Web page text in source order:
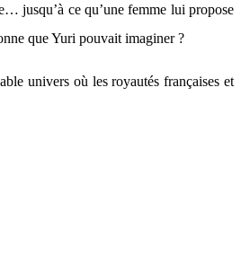
jusqu’à ce qu’une femme lui propose
que Yuri pouvait imaginer ?
univers où les royautés françaises et